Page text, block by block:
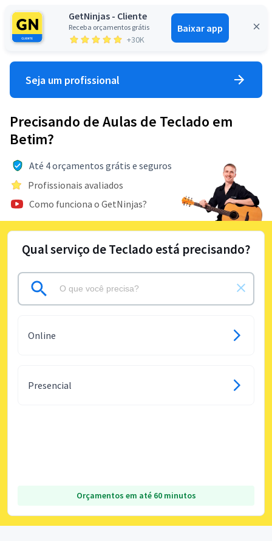
GetNinjas - Cliente
Receba orçamentos grátis
+30K
Baixar app
Entrar
Seja um profissional
Precisando de Aulas de Teclado em
Betim?
Até 4 orçamentos grátis e seguros
Profissionais avaliados
Como funciona o GetNinjas?
Qual serviço de Teclado está precisando?
Online
Presencial
Orçamentos em até 60 minutos